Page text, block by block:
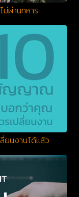
ผ่านทหาร
นงานได้แล้ว